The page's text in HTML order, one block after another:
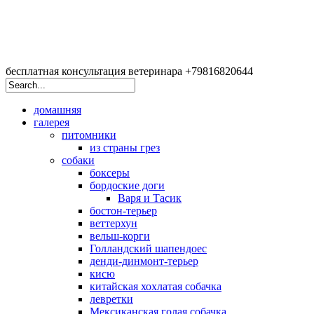
бесплатная консультация ветеринара +79816820644
домашняя
галерея
питомники
из страны грез
собаки
боксеры
бордоские доги
Варя и Тасик
бостон-терьер
веттерхун
вельш-корги
Голландский шапендоес
денди-динмонт-терьер
кисю
китайская хохлатая собачка
левретки
Мексиканская голая собачка